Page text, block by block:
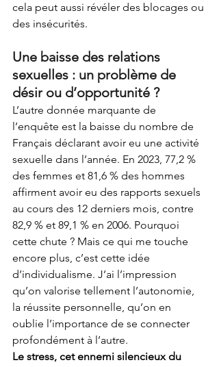
cela peut aussi révéler des blocages ou
des insécurités.
Une baisse des relations
sexuelles : un problème de
désir ou d’opportunité ?
L’autre donnée marquante de
l’enquête est la baisse du nombre de
Français déclarant avoir eu une activité
sexuelle dans l’année. En 2023, 77,2 %
des femmes et 81,6 % des hommes
affirment avoir eu des rapports sexuels
au cours des 12 derniers mois, contre
82,9 % et 89,1 % en 2006. Pourquoi
cette chute ? Mais ce qui me touche
encore plus, c’est cette idée
d’individualisme. J’ai l’impression
qu’on valorise tellement l’autonomie,
la réussite personnelle, qu’on en
oublie l’importance de se connecter
profondément à l’autre.
Le stress, cet ennemi silencieux du